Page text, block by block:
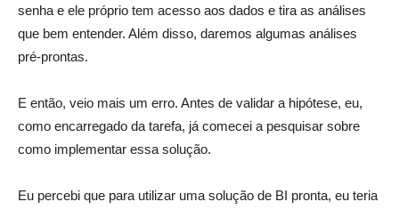
senha e ele próprio tem acesso aos dados e tira as análises
que bem entender. Além disso, daremos algumas análises
pré-prontas.
E então, veio mais um erro. Antes de validar a hipótese, eu,
como encarregado da tarefa, já comecei a pesquisar sobre
como implementar essa solução.
Eu percebi que para utilizar uma solução de BI pronta, eu teria